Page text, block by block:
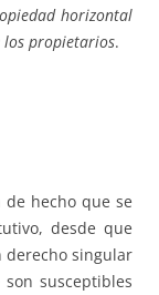
horizontal
los propietarios.
hecho que se
desde que
derecho singular
susceptibles